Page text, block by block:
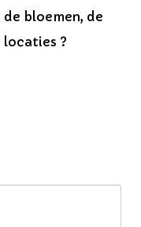
bloemen, de
locaties ?